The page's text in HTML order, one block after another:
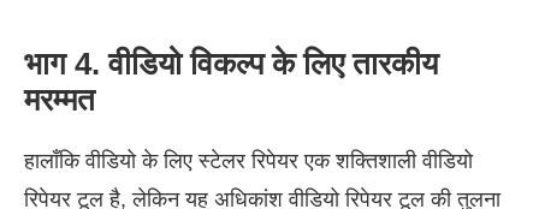
भाग 4. वीडियो विकल्प के लिए तारकीय
मरम्मत
हालाँकि वीडियो के लिए स्टेलर रिपेयर एक शक्तिशाली वीडियो
रिपेयर टूल है, लेकिन यह अधिकांश वीडियो रिपेयर टूल की तुलना